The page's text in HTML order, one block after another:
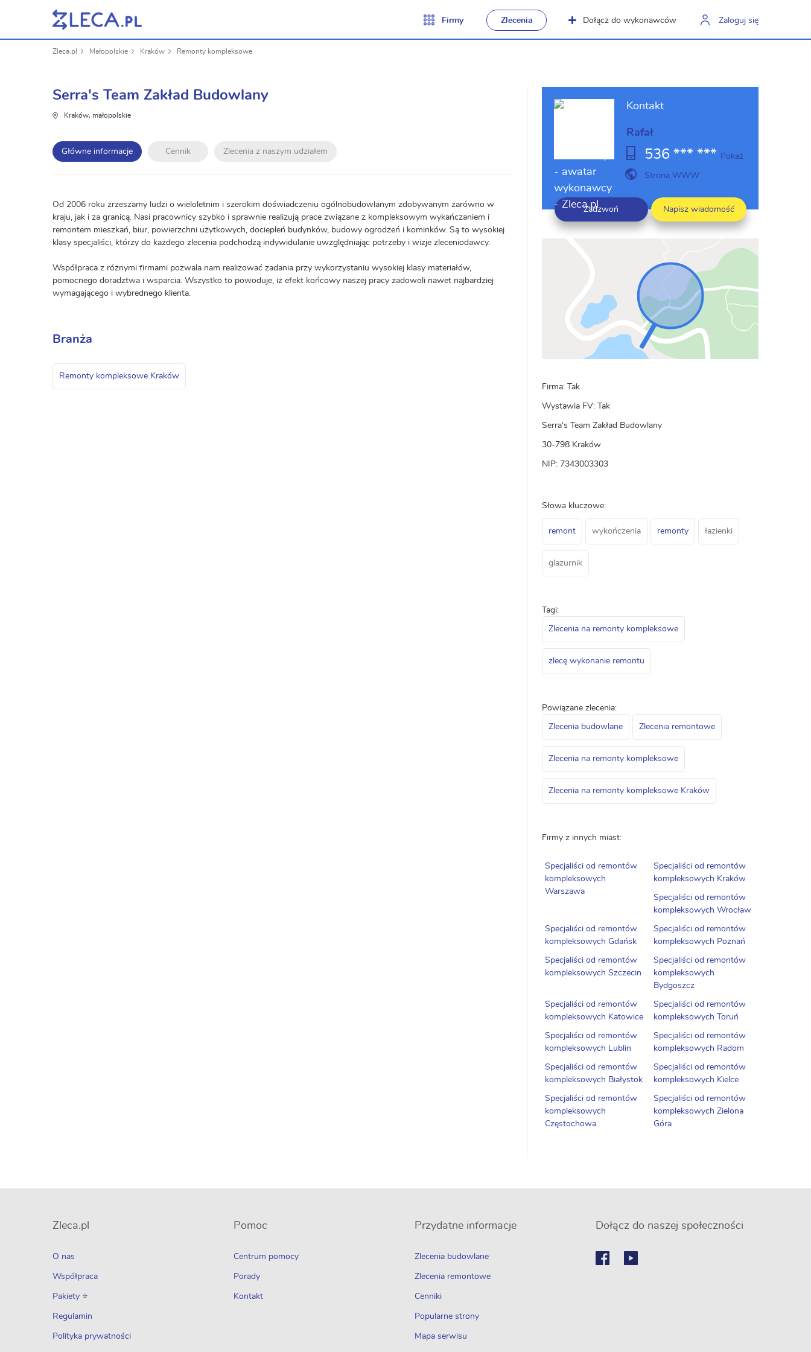
Firmy Zlecenia Dołącz do wykonawców Zaloguj się
Zleca.pl Małopolskie Kraków Remonty kompleksowe
Serra's Team Zakład Budowlany
Kraków, małopolskie
Główne informacje Cennik Zlecenia z naszym udziałem
Od 2006 roku zrzeszamy ludzi o wieloletnim i szerokim doświadczeniu ogólnobudowlanym zdobywanym zarówno w
kraju, jak i za granicą. Nasi pracownicy szybko i sprawnie realizują prace związane z kompleksowym wykańczaniem i
remontem mieszkań, biur, powierzchni użytkowych, dociepleń budynków, budowy ogrodzeń i kominków. Są to wysokiej
klasy specjaliści, którzy do każdego zlecenia podchodzą indywidulanie uwzględniając potrzeby i wizje zleceniodawcy.
Współpraca z różnymi firmami pozwala nam realizować zadania przy wykorzystaniu wysokiej klasy materiałów,
pomocnego doradztwa i wsparcia. Wszystko to powoduje, iż efekt końcowy naszej pracy zadowoli nawet najbardziej
wymagającego i wybrednego klienta.
Branża
Remonty kompleksowe Kraków
Kontakt
Rafał
536 *** *** Pokaż
Strona WWW
Zadzwoń Napisz wiadomość
Firma: Tak
Wystawia FV: Tak
Serra's Team Zakład Budowlany
30-798 Kraków
NIP: 7343003303
Słowa kluczowe:
remont wykończenia remonty łazienki
glazurnik
Tagi:
Zlecenia na remonty kompleksowe
zlecę wykonanie remontu
Powiązane zlecenia:
Zlecenia budowlane Zlecenia remontowe
Zlecenia na remonty kompleksowe
Zlecenia na remonty kompleksowe Kraków
Firmy z innych miast:
Specjaliści od remontów
kompleksowych
Warszawa
Specjaliści od remontów
kompleksowych Kraków
Specjaliści od remontów
kompleksowych Wrocław
Specjaliści od remontów
kompleksowych Gdańsk
Specjaliści od remontów
kompleksowych Poznań
Specjaliści od remontów
kompleksowych Szczecin
Specjaliści od remontów
kompleksowych
Bydgoszcz
Specjaliści od remontów
kompleksowych Katowice
Specjaliści od remontów
kompleksowych Toruń
Specjaliści od remontów
kompleksowych Lublin
Specjaliści od remontów
kompleksowych Radom
Specjaliści od remontów
kompleksowych Białystok
Specjaliści od remontów
kompleksowych Kielce
Specjaliści od remontów
kompleksowych
Częstochowa
Specjaliści od remontów
kompleksowych Zielona
Góra
Zleca.pl
O nas
Współpraca
Pakiety ⭐
Regulamin
Polityka prywatności
Pomoc
Centrum pomocy
Porady
Kontakt
Przydatne informacje
Zlecenia budowlane
Zlecenia remontowe
Cenniki
Popularne strony
Mapa serwisu
Dołącz do naszej społeczności